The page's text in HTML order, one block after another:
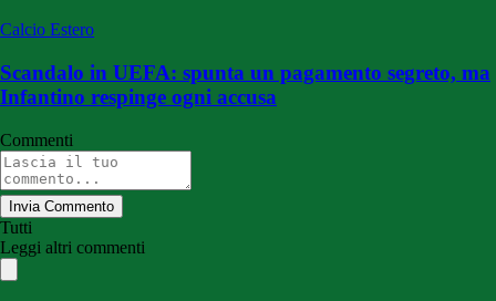
Calcio Estero
Scandalo in UEFA: spunta un pagamento segreto, ma
Infantino respinge ogni accusa
Commenti
Invia Commento
Tutti
Leggi altri commenti